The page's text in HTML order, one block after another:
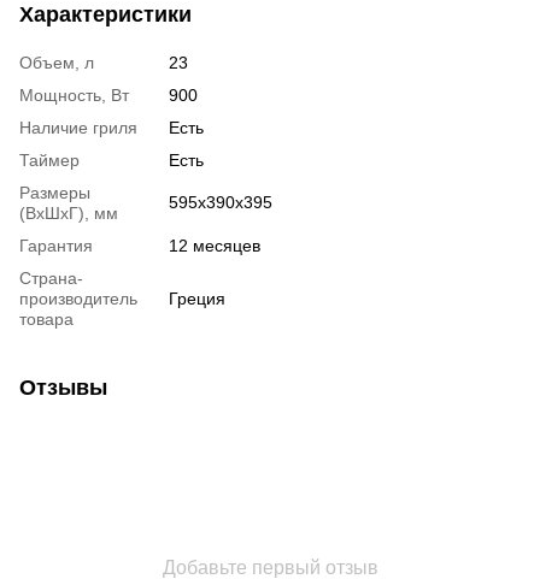
Характеристики
Объем, л
23
Мощность, Вт
900
Наличие гриля
Есть
Таймер
Есть
Размеры
(ВхШхГ), мм
595х390х395
Гарантия
12 месяцев
Страна-
производитель
товара
Греция
Отзывы
Добавьте первый отзыв